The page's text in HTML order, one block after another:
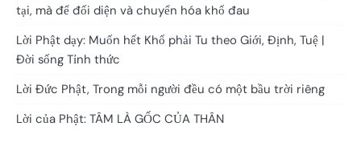
tại, mà để đối diện và chuyển hóa khổ đau
Lời Phật dạy: Muốn hết Khổ phải Tu theo Giới, Định, Tuệ |
Đời sống Tỉnh thức
Lời Đức Phật, Trong mỗi người đều có một bầu trời riêng
Lời của Phật: TÂM LÀ GỐC CỦA THÂN